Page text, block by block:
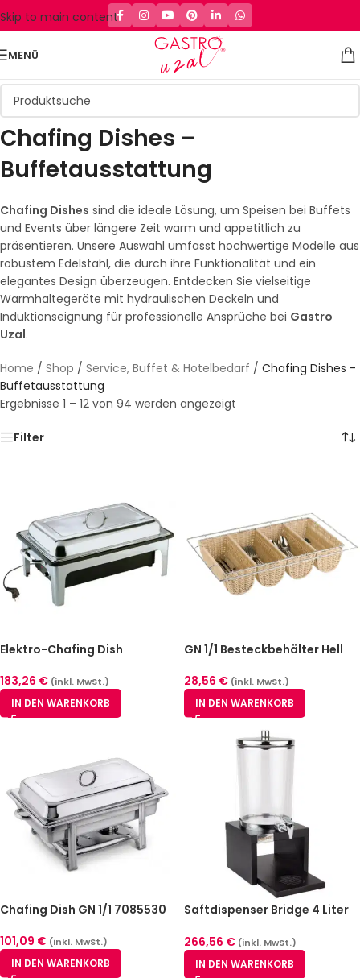
Skip to main content
MENÜ
Chafing Dishes –
Buffetausstattung
Chafing Dishes sind die ideale Lösung, um Speisen bei Buffets
und Events über längere Zeit warm und appetitlich zu
präsentieren. Unsere Auswahl umfasst hochwertige Modelle aus
robustem Edelstahl, die durch ihre Funktionalität und ein
elegantes Design überzeugen. Entdecken Sie vielseitige
Warmhaltegeräte mit hydraulischen Deckeln und
Induktionseignung für professionelle Ansprüche bei Gastro
Uzal.
Home / Shop / Service, Buffet & Hotelbedarf / Chafing Dishes -
Buffetausstattung
Ergebnisse 1 – 12 von 94 werden angezeigt
Filter
Elektro-Chafing Dish
183,26 € (inkl. MwSt.)
IN DEN WARENKORB
GN 1/1 Besteckbehälter Hell
28,56 € (inkl. MwSt.)
IN DEN WARENKORB
Chafing Dish GN 1/1 7085530
101,09 € (inkl. MwSt.)
IN DEN WARENKORB
Saftdispenser Bridge 4 Liter
266,56 € (inkl. MwSt.)
IN DEN WARENKORB